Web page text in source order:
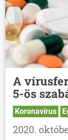
A
5-ös
Koronavírus
2020.